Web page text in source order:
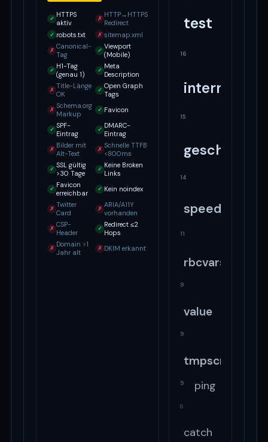
✓ HTTPS
aktiv
✗ HTTP→HTTPS
Redirect
✓ robots.txt ✗ sitemap.xml
✗ Canonical-
Tag
✓ Viewport
(Mobile)
✓ H1-Tag
(genau 1)
✓ Meta
Description
✗ Title-Länge
OK
✓ Open Graph
Tags
✗ Schema.org
Markup
✓ Favicon
✓ SPF-
Eintrag
✓ DMARC-
Eintrag
✗ Bilder mit
Alt-Text
✗ Schnelle TTFB
<800ms
✓ SSL gültig
>30 Tage
✓ Keine Broken
Links
✓ Favicon
erreichbar
✓ Kein noindex
✗ Twitter
Card
✗ ARIA/A11Y
vorhanden
✗ CSP-
Header
✓ Redirect ≤2
Hops
✗ Domain >1
Jahr alt
✗ DKIM erkannt
test
16
internet
15
14
speed
11
rbcvarscounter
9
value
9
tmpscript
9 ping
8
catch